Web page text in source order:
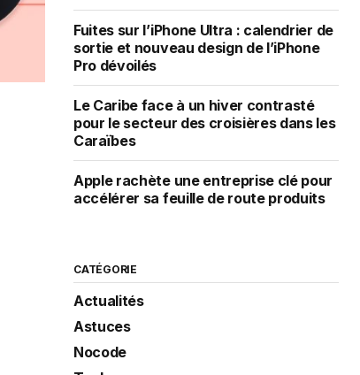
Fuites sur l’iPhone Ultra : calendrier de
sortie et nouveau design de l’iPhone
Pro dévoilés
Le Caribe face à un hiver contrasté
pour le secteur des croisières dans les
Caraïbes
Apple rachète une entreprise clé pour
accélérer sa feuille de route produits
CATÉGORIE
Actualités
Astuces
Nocode